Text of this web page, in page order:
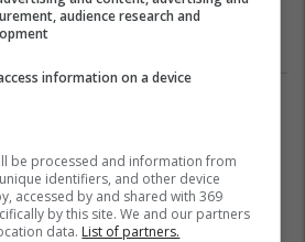
shiten për 22.5 mijë euro
13/11/2017
audience research and
information on a device
be processed and information from
identifiers, and other device
accessed by and shared with 369
by this site. We and our partners
data. List of partners.